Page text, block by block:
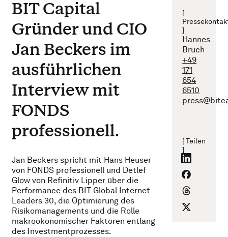
BIT Capital
Gründer und CIO
Jan Beckers im
ausführlichen
Interview mit
FONDS
professionell.
Jan Beckers spricht mit Hans Heuser
von FONDS professionell und Detlef
Glow von Refinitiv Lipper über die
Performance des BIT Global Internet
Leaders 30, die Optimierung des
Risikomanagements und die Rolle
makroökonomischer Faktoren entlang
des Investmentprozesses.
[
]
Hannes
Bruch
+49
171
654
6510
[ Teilen
]